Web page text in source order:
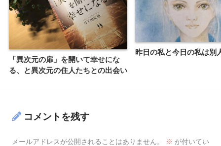
「異次元の扉」を開いて幸せにな
る、と異次元の住人たちとの出会い
昨日の私と今日の私は別
コメントを残す
メールアドレスが公開されることはありません。 ※ が付いてい